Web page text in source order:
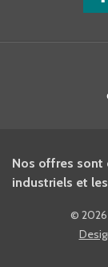
Nos offres sont
industriels et
©